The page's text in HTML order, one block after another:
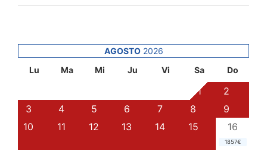
AGOSTO2026
Lu
Ma Mi Ju Vi Sa Do
1
2
3
4 5 6 7 8
9
10
11 12 13 14 15 16
1857€